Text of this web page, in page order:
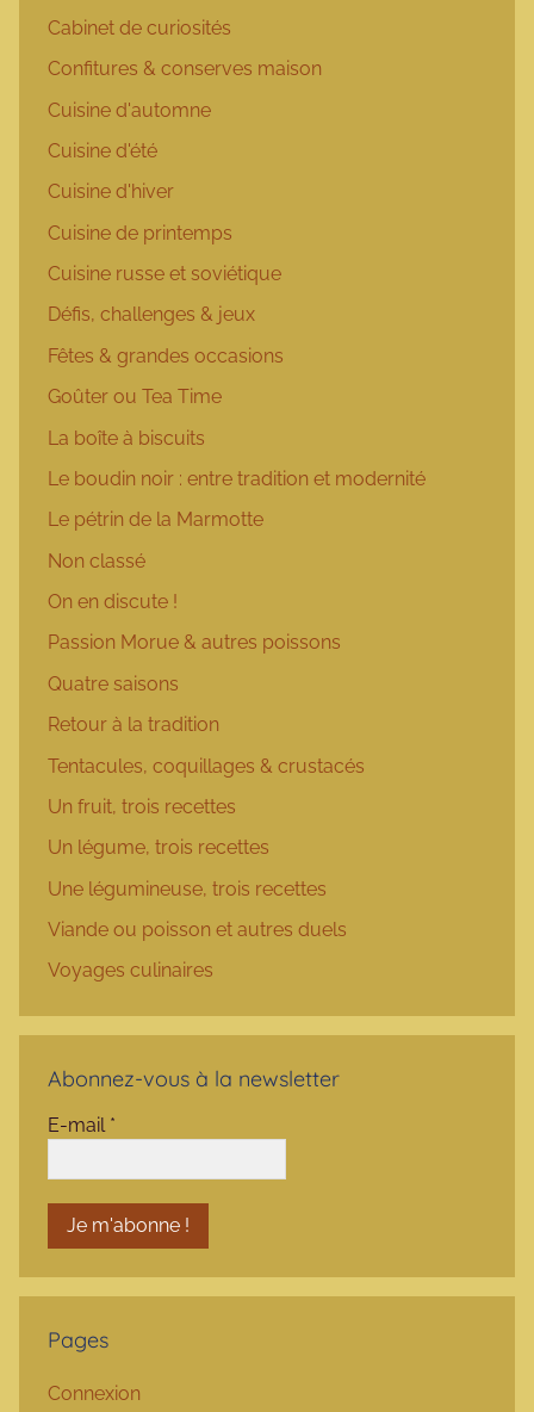
Cabinet de curiosités
Confitures & conserves maison
Cuisine d'automne
Cuisine d'été
Cuisine d'hiver
Cuisine de printemps
Cuisine russe et soviétique
Défis, challenges & jeux
Fêtes & grandes occasions
Goûter ou Tea Time
La boîte à biscuits
Le boudin noir : entre tradition et modernité
Le pétrin de la Marmotte
Non classé
On en discute !
Passion Morue & autres poissons
Quatre saisons
Retour à la tradition
Tentacules, coquillages & crustacés
Un fruit, trois recettes
Un légume, trois recettes
Une légumineuse, trois recettes
Viande ou poisson et autres duels
Voyages culinaires
Abonnez-vous à la newsletter
E-mail *
Pages
Connexion